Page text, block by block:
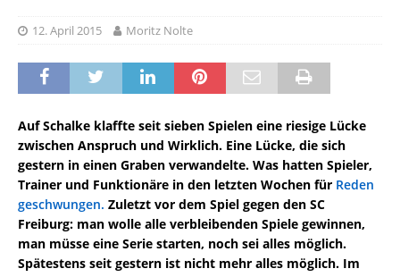
12. April 2015 Moritz Nolte
Auf Schalke klaffte seit sieben Spielen eine riesige Lücke
zwischen Anspruch und Wirklich. Eine Lücke, die sich
gestern in einen Graben verwandelte. Was hatten Spieler,
Trainer und Funktionäre in den letzten Wochen für Reden
geschwungen. Zuletzt vor dem Spiel gegen den SC
Freiburg: man wolle alle verbleibenden Spiele gewinnen,
man müsse eine Serie starten, noch sei alles möglich.
Spätestens seit gestern ist nicht mehr alles möglich. Im